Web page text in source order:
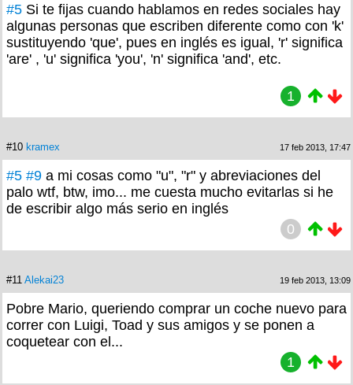
#5 Si te fijas cuando hablamos en redes sociales hay
algunas personas que escriben diferente como con 'k'
sustituyendo 'que', pues en inglés es igual, 'r' significa
'are' , 'u' significa 'you', 'n' significa 'and', etc.
1
#10 kramex 17 feb 2013, 17:47
#5 #9 a mi cosas como "u", "r" y abreviaciones del
palo wtf, btw, imo... me cuesta mucho evitarlas si he
de escribir algo más serio en inglés
0
#11 Alekai23 19 feb 2013, 13:09
Pobre Mario, queriendo comprar un coche nuevo para
correr con Luigi, Toad y sus amigos y se ponen a
coquetear con el...
1